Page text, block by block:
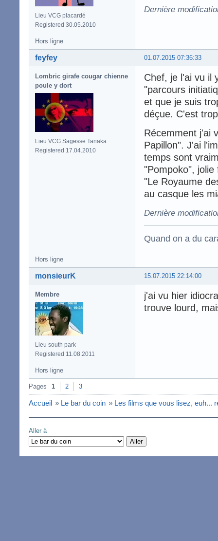
Lieu VCG placardé
Registered 30.05.2010
Dernière
Hors ligne
01.07.2015 07:36:33
feyfey
Lombric girafe cougar chienne
poule y dort
Lieu VCG Sagesse Tanaka
Registered 17.04.2010
Chef, je l'ai vu il
"parcours
et que je suis
déçue. C'est
Récemment j'ai
Papillon". J'ai
temps sont
"Pompoko", jolie
"Le Royaume
au casque les
Dernière
Quand on a du
Hors ligne
15.07.2015 22:14:00
monsieurK
Membre
Lieu south park
Registered 11.08.2011
j'ai vu hier
trouve lourd,
Hors ligne
Pages 1 2 3
Accueil » Le bar du coin » Les films que vous lisez, euh...
Aller à